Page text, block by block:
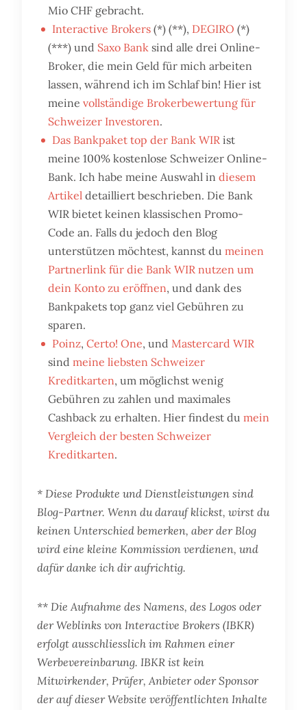
Mio CHF gebracht.
Interactive Brokers (*) (**), DEGIRO (*)
(***) und Saxo Bank sind alle drei Online-
Broker, die mein Geld für mich arbeiten
lassen, während ich im Schlaf bin! Hier ist
meinevollständige Brokerbewertung für
Schweizer Investoren.
Das Bankpaket top der Bank WIR ist
meine 100% kostenlose Schweizer Online-
Bank. Ich habe meine Auswahl indiesem
Artikel detailliert beschrieben. Die Bank
WIR bietet keinen klassischen Promo-
Code an. Falls du jedoch den Blog
unterstützen möchtest, kannst dumeinen
Partnerlink für die Bank WIR nutzen um
dein Konto zu eröffnen, und dank des
Bankpakets top ganz viel Gebühren zu
sparen.
Poinz,Certo! One, undMastercard WIR
sindmeine liebsten Schweizer
Kreditkarten, um möglichst wenig
Gebühren zu zahlen und maximales
Cashback zu erhalten. Hier findest dumein
Vergleich der besten Schweizer
Kreditkarten.
* Diese Produkte und Dienstleistungen sind
Blog-Partner. Wenn du darauf klickst, wirst du
keinen Unterschied bemerken, aber der Blog
wird eine kleine Kommission verdienen, und
dafür danke ich dir aufrichtig.
** Die Aufnahme des Namens, des Logos oder
der Weblinks von Interactive Brokers (IBKR)
erfolgt ausschliesslich im Rahmen einer
Werbevereinbarung. IBKR ist kein
Mitwirkender, Prüfer, Anbieter oder Sponsor
der auf dieser Website veröffentlichten Inhalte